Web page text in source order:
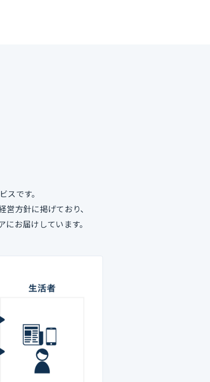
です。
営方針に掲げており、
お届けしています。